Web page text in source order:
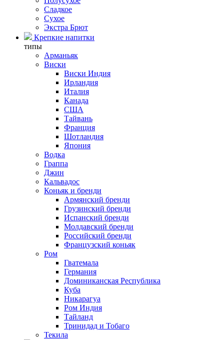
Сладкое
Сухое
Экстра Брют
Крепкие напитки
типы
Арманьяк
Виски
Виски Индия
Ирландия
Италия
Канада
США
Тайвань
Франция
Шотландия
Япония
Водка
Граппа
Джин
Кальвадос
Коньяк и бренди
Армянский бренди
Грузинский бренди
Испанский бренди
Молдавский бренди
Российский бренди
Французский коньяк
Ром
Гватемала
Германия
Доминиканская Республика
Куба
Никарагуа
Ром Индия
Тайланд
Тринидад и Тобаго
Текила